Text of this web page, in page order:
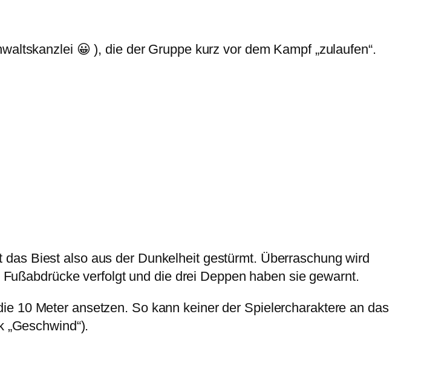
😀 ), die der Gruppe kurz vor dem Kampf „zulaufen“.
Biest also aus der Dunkelheit gestürmt. Überraschung wird
verfolgt und die drei Deppen haben sie gewarnt.
10 Meter ansetzen. So kann keiner der Spielercharaktere an das